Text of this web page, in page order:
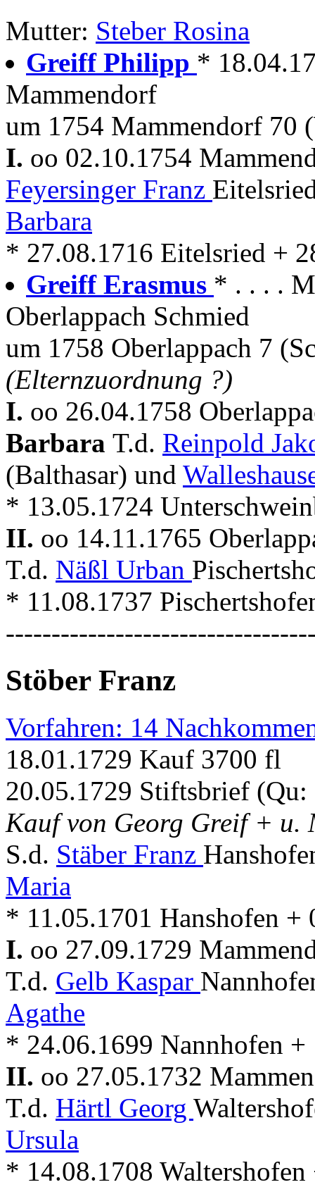
Mutter: Steber Rosina
Greiff Philipp *
Mammendorf
um 1754 Mammendorf 70
I. oo 02.10.1754
Feyersinger Franz
Barbara
* 27.08.1716 Eitelsried +
Greiff Erasmus * . . . .
Oberlappach Schmied
um 1758 Oberlappach 7
(Elternzuordnung ?)
I. oo 26.04.1758
Barbara T.d. Reinpold
(Balthasar) und
* 13.05.1724
II. oo 14.11.1765
T.d. Näßl Urban
* 11.08.1737
Stöber Franz
Vorfahren: 14
18.01.1729 Kauf 3700 fl
20.05.1729 Stiftsbrief
Kauf von Georg Greif + u.
S.d. Stäber Franz
Maria
* 11.05.1701 Hanshofen
I. oo 27.09.1729
T.d. Gelb Kaspar
Agathe
* 24.06.1699 Nannhofen
II. oo 27.05.1732
T.d. Härtl Georg
Ursula
* 14.08.1708